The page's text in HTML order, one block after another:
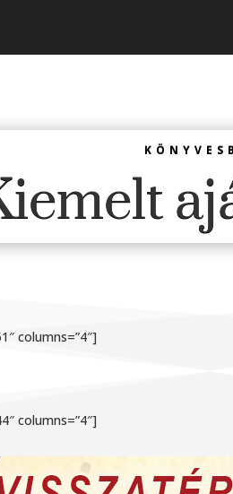
columns=”4″]
columns=”4″]